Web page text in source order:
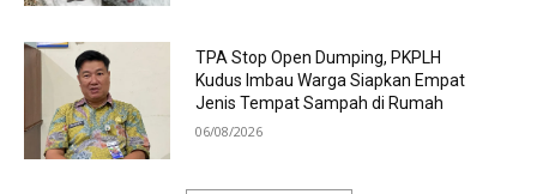
TPA Stop Open Dumping, PKPLH
Kudus Imbau Warga Siapkan Empat
Jenis Tempat Sampah di Rumah
06/08/2026